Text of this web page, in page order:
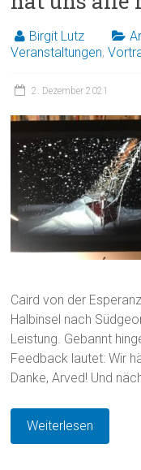
Birgit Lutz
Veranstaltungen,
2. Dezember 2021
Caird von der
Halbinsel nach
Leistung. Gebannt
Feedback lautet: Wir
Danke, Arved! Und
Weiterlesen